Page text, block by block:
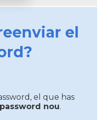
el
el que has
nou.